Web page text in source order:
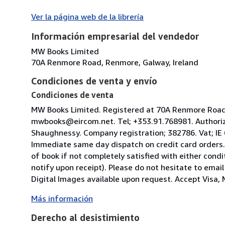
Ver la página web de la librería
Información empresarial del vendedor
MW Books Limited
70A Renmore Road, Renmore, Galway, Ireland
Condiciones de venta y envío
Condiciones de venta
MW Books Limited. Registered at 70A Renmore
mwbooks@eircom.net. Tel; +353.91.768981.
Shaughnessy. Company registration; 382786. Vat; IE
Immediate same day dispatch on credit card
of book if not completely satisfied with either
notify upon receipt). Please do not hesitate to
Digital Images available upon request. Accept Visa,
Más información
Derecho al desistimiento